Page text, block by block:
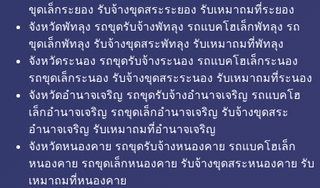
ขุดเล็กระยอง รับจ้างขุดสระระยอง รับเหมาถมที่ระยอง
จังหวัดพัทลุง รถขุดรับจ้างพัทลุง รถแบคโฮเล็กพัทลุง รถ
ขุดเล็กพัทลุง รับจ้างขุดสระพัทลุง รับเหมาถมที่พัทลุง
จังหวัดระนอง รถขุดรับจ้างระนอง รถแบคโฮเล็กระนอง
รถขุดเล็กระนอง รับจ้างขุดสระระนอง รับเหมาถมที่ระนอง
จังหวัดอำนาจเจริญ รถขุดรับจ้างอำนาจเจริญ รถแบคโฮ
เล็กอำนาจเจริญ รถขุดเล็กอำนาจเจริญ รับจ้างขุดสระ
อำนาจเจริญ รับเหมาถมที่อำนาจเจริญ
จังหวัดหนองคาย รถขุดรับจ้างหนองคาย รถแบคโฮเล็ก
หนองคาย รถขุดเล็กหนองคาย รับจ้างขุดสระหนองคาย รับ
เหมาถมที่หนองคาย